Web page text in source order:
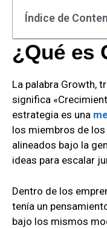
Índice de
¿Qué es
La palabra Growth,
significa
estrategia es una
los miembros de
alineados bajo la
ideas para escalar
Dentro de los
tenía un
bajo los mismos